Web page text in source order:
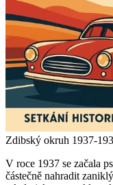
Zdibský okruh 1937-
V roce 1937 se začala
částečně nahradit